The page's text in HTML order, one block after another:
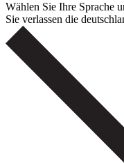
Wählen Sie Ihre Sprache
Sie verlassen die